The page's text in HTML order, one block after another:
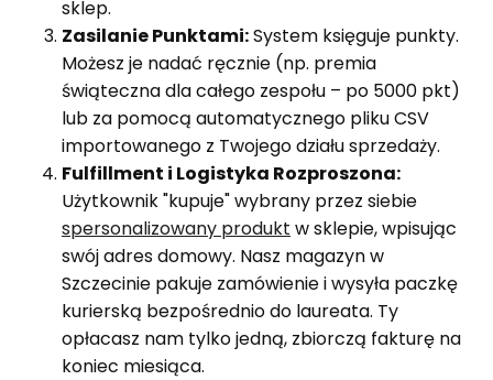
sklep.
Zasilanie Punktami:System księguje punkty.
Możesz je nadać ręcznie (np. premia
świąteczna dla całego zespołu – po 5000 pkt)
lub za pomocą automatycznego pliku CSV
importowanego z Twojego działu sprzedaży.
Fulfillment i Logistyka Rozproszona:
Użytkownik "kupuje" wybrany przez siebie
spersonalizowany produkt w sklepie, wpisując
swój adres domowy. Nasz magazyn w
Szczecinie pakuje zamówienie i wysyła paczkę
kurierską bezpośrednio do laureata. Ty
opłacasz nam tylko jedną, zbiorczą fakturę na
koniec miesiąca.